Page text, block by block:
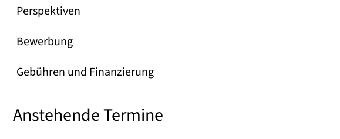
Perspektiven
Bewerbung
Gebühren und Finanzierung
Anstehende Termine